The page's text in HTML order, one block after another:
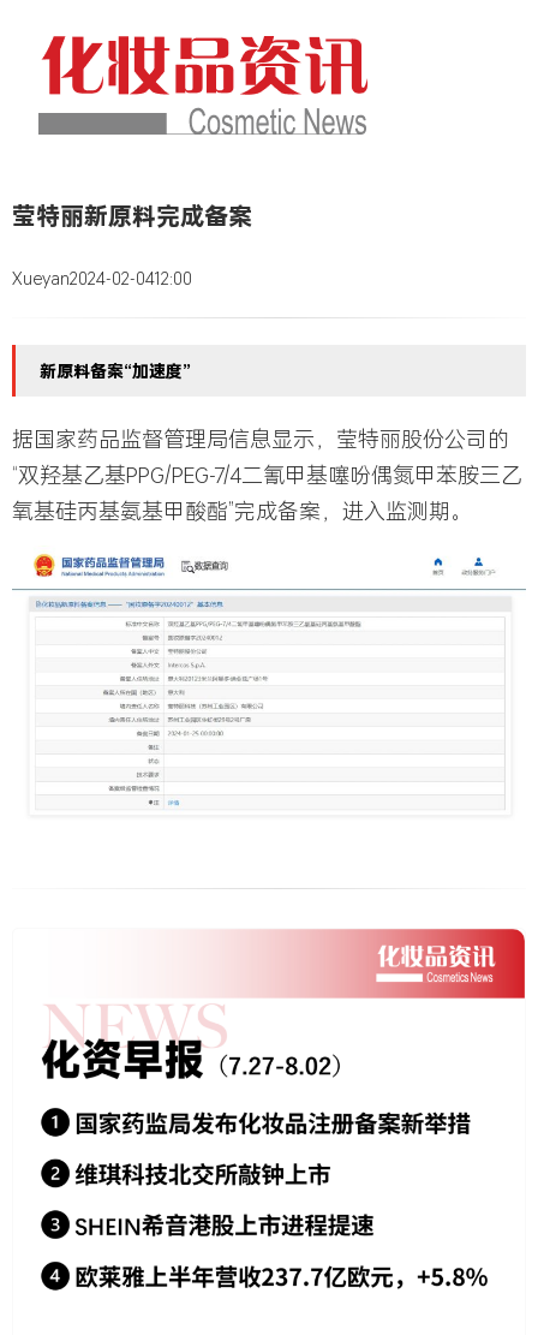
莹特丽新原料完成备案
Xueyan2024-02-0412:00
新原料备案“加速度”
据国家药品监督管理局信息显示，莹特丽股份公司的
“双羟基乙基PPG/PEG-7/4二氰甲基噻吩偶氮甲苯胺三乙
氧基硅丙基氨基甲酸酯”完成备案，进入监测期。